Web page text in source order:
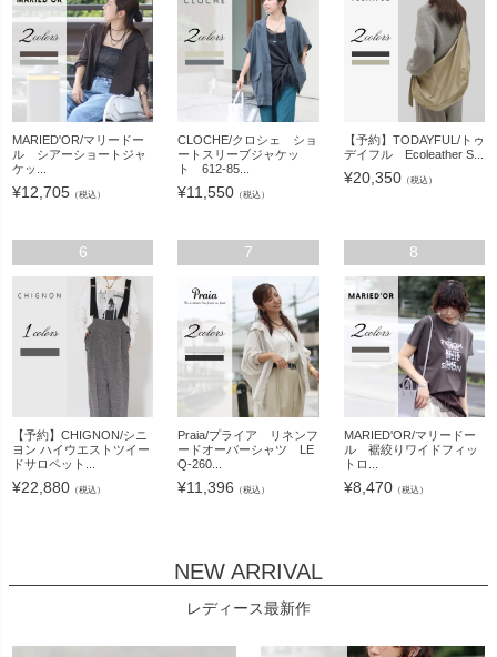
MARIED'OR/マリードー
ル シアーショートジャ
ケッ...
¥12,705 （税込）
CLOCHE/クロシェ ショ
ートスリーブジャケッ
ト 612-85...
¥11,550 （税込）
【予約】TODAYFUL/トゥ
デイフル Ecoleather S...
¥20,350（税込）
6
【予約】CHIGNON/シニ
ヨン ハイウエストツイー
ドサロペット...
¥22,880 （税込）
7
Praia/プライア リネンフ
ードオーバーシャツ LE
Q-260...
¥11,396 （税込）
8
MARIED'OR/マリードー
ル 裾絞りワイドフィッ
トロ...
¥8,470（税込）
NEW ARRIVAL
レディース最新作